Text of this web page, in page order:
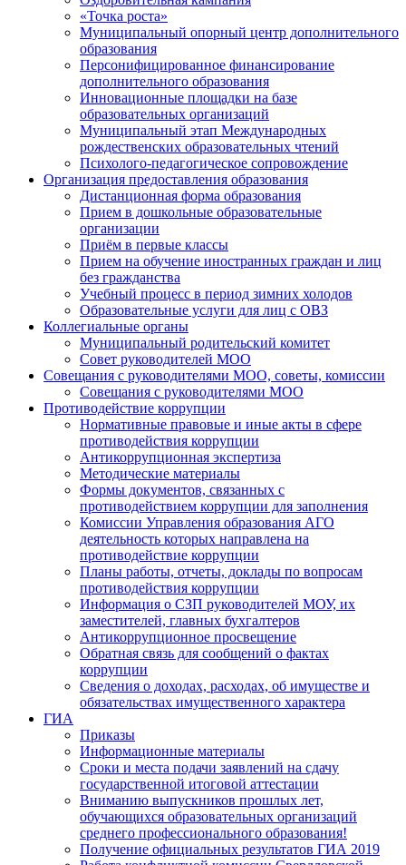
«Точка роста»
Муниципальный опорный центр дополнительного
образования
Персонифицированное финансирование
дополнительного образования
Инновационные площадки на базе
образовательных организаций
Муниципальный этап Международных
рождественских образовательных чтений
Психолого-педагогическое сопровождение
Организация предоставления образования
Дистанционная форма образования
Прием в дошкольные образовательные
организации
Приём в первые классы
Прием на обучение иностранных граждан и лиц
без гражданства
Учебный процесс в период зимних холодов
Образовательные услуги для лиц с ОВЗ
Коллегиальные органы
Муниципальный родительский комитет
Совет руководителей МОО
Совещания с руководителями МОО, советы, комиссии
Совещания с руководителями МОО
Противодействие коррупции
Нормативные правовые и иные акты в сфере
противодействия коррупции
Антикоррупционная экспертиза
Методические материалы
Формы документов, связанных с
противодействием коррупции для заполнения
Комиссии Управления образования АГО
деятельность которых направлена на
противодействие коррупции
Планы работы, отчеты, доклады по вопросам
противодействия коррупции
Информация о СЗП руководителей МОУ, их
заместителей, главных бухгалтеров
Антикоррупционное просвещение
Обратная связь для сообщений о фактах
коррупции
Сведения о доходах, расходах, об имуществе и
обязательствах имущественного характера
ГИА
Приказы
Информационные материалы
Сроки и места подачи заявлений на сдачу
государственной итоговой аттестации
Вниманию выпускников прошлых лет,
обучающихся образовательных организаций
среднего профессионального образования!
Получение официальных результатов ГИА 2019